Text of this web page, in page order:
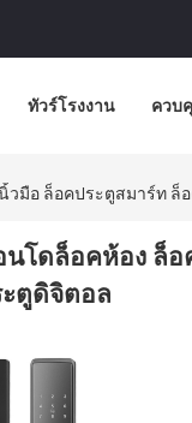
ทัวร์โรงงาน ควบ
วมือ ล็อคประตูสมาร์ท
นโดล็อคห้อง ล็
ตูดิจิตอล